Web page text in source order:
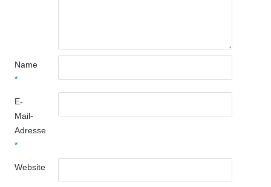
Name
*
E-
Mail-
Adresse
*
Website